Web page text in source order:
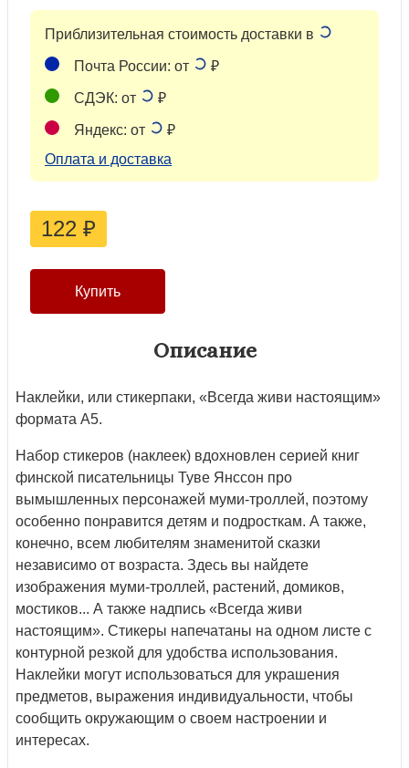
Приблизительная стоимость доставки в
Почта России: от ₽
СДЭК: от ₽
Яндекс: от
₽
Оплата и доставка
122 ₽
Описание
Наклейки, или стикерпаки, «Всегда живи настоящим»
формата А5.
Набор стикеров (наклеек) вдохновлен серией книг
финской писательницы Туве Янссон про
вымышленных персонажей муми-троллей, поэтому
особенно понравится детям и подросткам. А также,
конечно, всем любителям знаменитой сказки
независимо от возраста. Здесь вы найдете
изображения муми-троллей, растений, домиков,
мостиков... А также надпись «Всегда живи
настоящим». Стикеры напечатаны на одном листе с
контурной резкой для удобства использования.
Наклейки могут использоваться для украшения
предметов, выражения индивидуальности, чтобы
сообщить окружающим о своем настроении и
интересах.